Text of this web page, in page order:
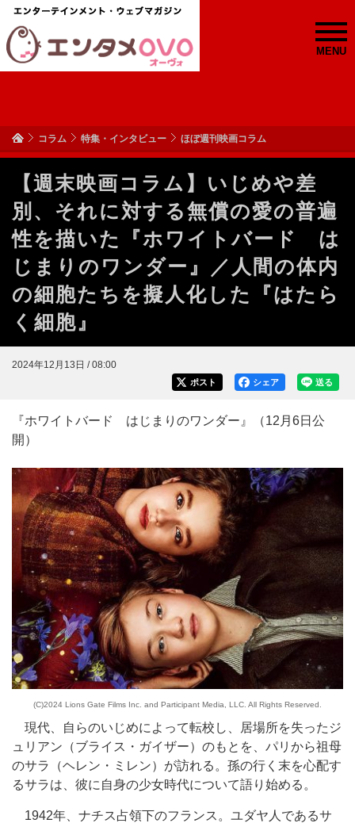
MENU
コラム 特集・インタビュー ほぼ週刊映画コラム
【週末映画コラム】いじめや差
別、それに対する無償の愛の普遍
性を描いた『ホワイトバード は
じまりのワンダー』／人間の体内
の細胞たちを擬人化した『はたら
く細胞』
2024年12月13日 / 08:00
送る
シェア
ポスト
『ホワイトバード はじまりのワンダー』（12月6日公
開）
(C)2024 Lions Gate Films Inc. and Participant Media, LLC. All Rights Reserved.
現代、自らのいじめによって転校し、居場所を失ったジ
ュリアン（ブライス・ガイザー）のもとを、パリから祖母
のサラ（ヘレン・ミレン）が訪れる。孫の行く末を心配す
るサラは、彼に自身の少女時代について語り始める。
1942年、ナチス占領下のフランス。ユダヤ人であるサ